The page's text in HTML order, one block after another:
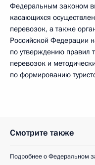
Федеральным законом
касающихся
перевозок, а также
Российской Федерации
по утверждению правил
перевозок и
по формированию
Смотрите также
Подробнее о Федеральном